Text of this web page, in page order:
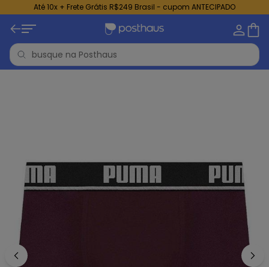
Até 10x + Frete Grátis R$249 Brasil - cupom ANTECIPADO